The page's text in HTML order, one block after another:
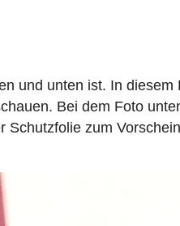
und unten ist. In diesem
Bei dem Foto
Schutzfolie zum Vorschein